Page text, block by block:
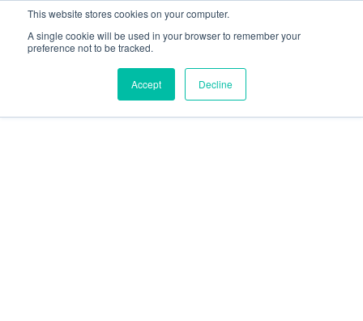
This website stores cookies on your computer.
A single cookie will be used in your browser to remember your
preference not to be tracked.
Accept Decline